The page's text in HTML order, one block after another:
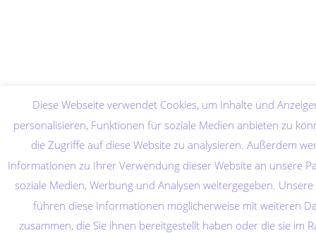
Diese Webseite verwendet Cookies, um Inhalte und
personalisieren, Funktionen für soziale Medien anbieten zu
die Zugriffe auf diese Website zu analysieren. Außerdem
Informationen zu Ihrer Verwendung dieser Website an unsere
soziale Medien, Werbung und Analysen weitergegeben.
führen diese Informationen möglicherweise mit weiteren
zusammen, die Sie ihnen bereitgestellt haben oder die sie im